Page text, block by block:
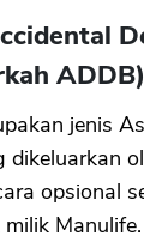
ADDB)
jenis
dikeluarkan
opsional
Manulife.